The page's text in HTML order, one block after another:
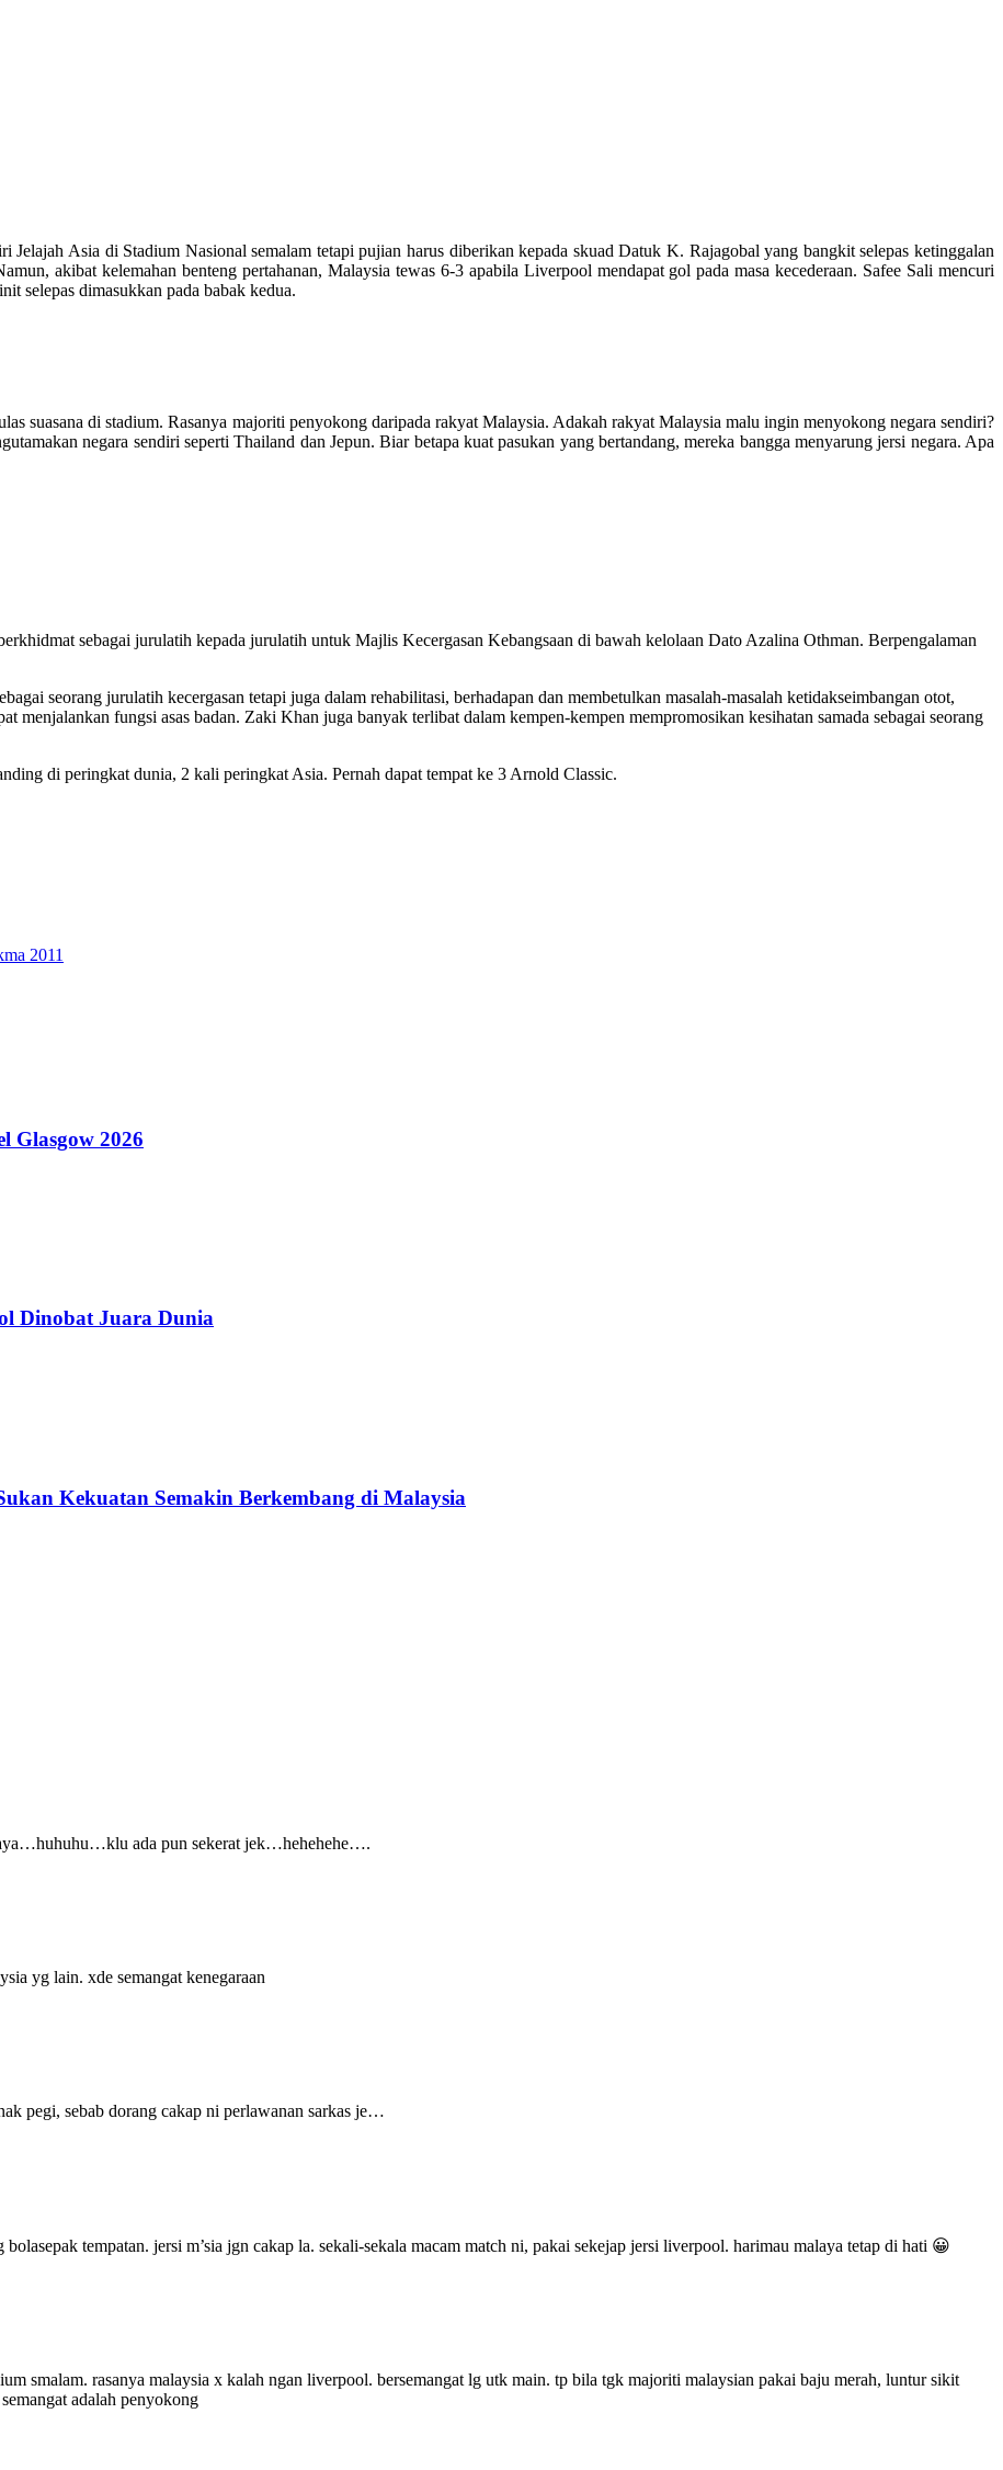
Jelajah Asia di Stadium Nasional semalam tetapi pujian harus diberikan kepada skuad Datuk K. Rajagobal yang bangkit selepas ketinggalan
akibat kelemahan benteng pertahanan, Malaysia tewas 6-3 apabila Liverpool mendapat gol pada masa kecederaan. Safee Sali mencuri
selepas dimasukkan pada babak kedua.
suasana di stadium. Rasanya majoriti penyokong daripada rakyat Malaysia. Adakah rakyat Malaysia malu ingin menyokong negara sendiri?
negara sendiri seperti Thailand dan Jepun. Biar betapa kuat pasukan yang bertandang, mereka bangga menyarung jersi negara. Apa
sebagai jurulatih kepada jurulatih untuk Majlis Kecergasan Kebangsaan di bawah kelolaan Dato Azalina Othman. Berpengalaman
seorang jurulatih kecergasan tetapi juga dalam rehabilitasi, berhadapan dan membetulkan masalah-masalah ketidakseimbangan otot,
menjalankan fungsi asas badan. Zaki Khan juga banyak terlibat dalam kempen-kempen mempromosikan kesihatan samada sebagai seorang
di peringkat dunia, 2 kali peringkat Asia. Pernah dapat tempat ke 3 Arnold Classic.
2011
Glasgow 2026
Dinobat Juara Dunia
Kekuatan Semakin Berkembang di Malaysia
ada pun sekerat jek…hehehehe….
yg lain. xde semangat kenegaraan
pegi, sebab dorang cakap ni perlawanan sarkas je…
tempatan. jersi m’sia jgn cakap la. sekali-sekala macam match ni, pakai sekejap jersi liverpool. harimau malaya tetap di hati 😀
smalam. rasanya malaysia x kalah ngan liverpool. bersemangat lg utk main. tp bila tgk majoriti malaysian pakai baju merah, luntur sikit
adalah penyokong